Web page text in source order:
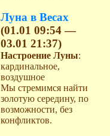
Луна в Весах
(01.01 09:54 —
03.01 21:37)
Настроение Луны:
кардинальное,
воздушное
Мы стремимся найти
золотую середину, по
возможности, без
конфликтов.